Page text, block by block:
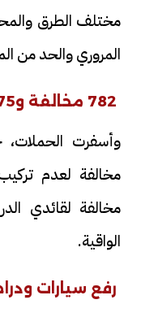
مختلف الطرق
المروري والحد من
782 مخالفة و875 دراجة بدون خوذة
مخالفة لقائدي
الواقية.
رفع سيارات